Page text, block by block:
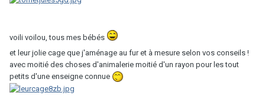
voili voilou, tous mes bébés
et leur jolie cage que j'aménage au fur et à mesure selon vos conseils !
avec moitié des choses d'animalerie moitié d'un rayon pour les tout
petits d'une enseigne connue